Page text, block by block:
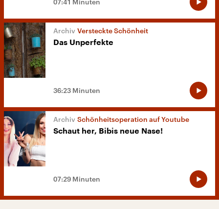
07:41 Minuten
Versteckte Schönheit
Das Unperfekte
36:23 Minuten
Schönheitsoperation auf Youtube
Schaut her, Bibis neue Nase!
07:29 Minuten